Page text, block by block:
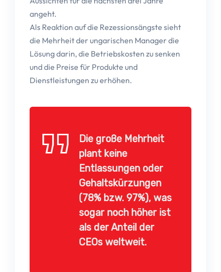
angeht.
Als Reaktion auf die Rezessionsängste sieht
die Mehrheit der ungarischen Manager die
Lösung darin, die Betriebskosten zu senken
und die Preise für Produkte und
Dienstleistungen zu erhöhen.
Die große Mehrheit
plant keine
Entlassungen oder
Gehaltskürzungen
(78% bzw. 97%), was
sogar noch höher ist
als der Anteil der
CEOs weltweit.